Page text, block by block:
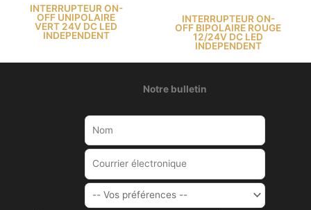
INTERRUPTEUR ON-
OFF UNIPOLAIRE
VERT 24V DC LED
INDEPENDENT
INTERRUPTEUR ON-
OFF BIPOLAIRE ROUGE
12/24V DC LED
INDEPENDENT
Notre bulletin